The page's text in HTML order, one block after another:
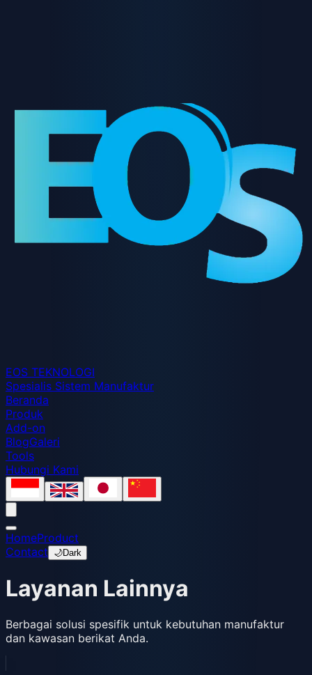
EOS TEKNOLOGI
Spesialis Sistem Manufaktur
Beranda
Produk
Add-on
BlogGaleri
Tools
Hubungi Kami
HomeProduct
Contact
🌙Dark
Layanan Lainnya
Berbagai solusi spesifik untuk kebutuhan manufaktur
dan kawasan berikat Anda.